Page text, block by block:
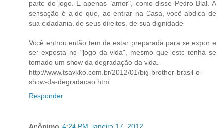
parte do jogo. É apenas "amor", como disse Pedro Bial. A
sensação é a de que, ao entrar na Casa, você abdica de
sua cidadania, de seus direitos, de sua dignidade.
Você entrou então tem de estar preparada para se expor e
ser exposta no "jogo da vida", mesmo que este tenha se
tornado um show da degradação da vida.
http://www.tsavkko.com.br/2012/01/big-brother-brasil-o-
show-da-degradacao.html
Responder
Anônimo 4:24 PM, janeiro 17, 2012